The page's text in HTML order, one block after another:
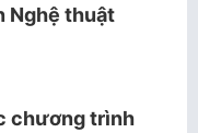
Nghệ thuật
chương trình